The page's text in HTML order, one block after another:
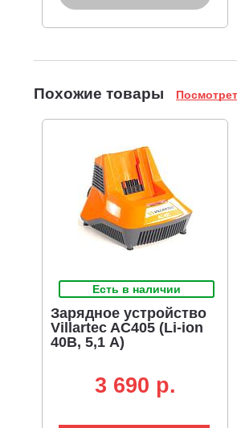
Похожие товары
Есть в наличии
Зарядное устройство
Villartec AC405 (Li-ion
40В, 5,1 А)
3 690 p.